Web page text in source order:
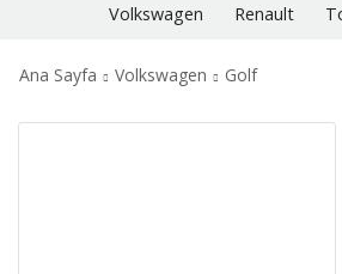
Volkswagen Renault
Ana Sayfa Volkswagen Golf